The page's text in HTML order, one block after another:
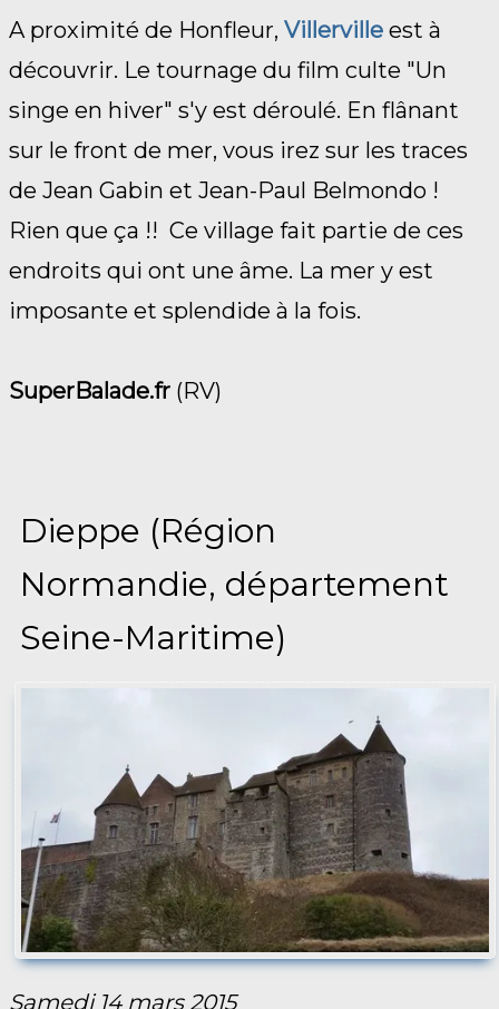
A proximité de Honfleur, Villerville est à
découvrir. Le tournage du film culte "Un
singe en hiver" s'y est déroulé. En flânant
sur le front de mer, vous irez sur les traces
de Jean Gabin et Jean-Paul Belmondo !
Rien que ça !! Ce village fait partie de ces
endroits qui ont une âme. La mer y est
imposante et splendide à la fois.
SuperBalade.fr (RV)
Dieppe (Région
Normandie, département
Seine-Maritime)
Samedi 14 mars 2015